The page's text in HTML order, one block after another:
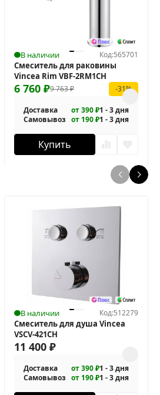
В наличии Код:565701
Смеситель для раковины
Vincea Rim VBF-2RM1CH
9 763₽
6 760₽ -31%
Доставка от 390 ₽1 - 3 дня
Самовывоз от 190 ₽1 - 3 дня
Купить
В наличии Код:512279
Смеситель для душа Vincea
VSCV-421CH
11 400₽
Доставка от 390 ₽1 - 3 дня
Самовывоз от 190 ₽1 - 3 дня